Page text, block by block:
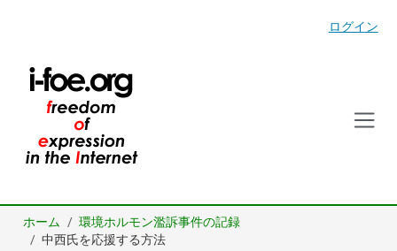
ログイン
ホーム
環境ホルモン濫訴事件の記録
中西氏を応援する方法